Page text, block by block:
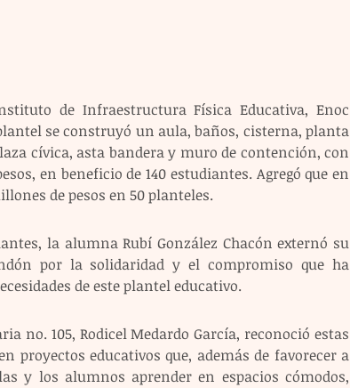
de Infraestructura Física Educativa, Enoc
se construyó un aula, baños, cisterna, planta
cívica, asta bandera y muro de contención, con
en beneficio de 140 estudiantes. Agregó que en
de pesos en 50 planteles.
la alumna Rubí González Chacón externó su
por la solidaridad y el compromiso que ha
de este plantel educativo.
no. 105, Rodicel Medardo García, reconoció estas
proyectos educativos que, además de favorecer a
y los alumnos aprender en espacios cómodos,